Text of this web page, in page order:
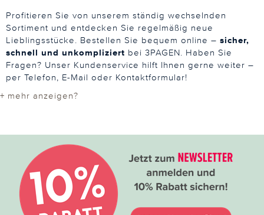
Profitieren Sie von unserem ständig wechselnden
Sortiment und entdecken Sie regelmäßig neue
Lieblingsstücke. Bestellen Sie bequem online – sicher,
schnell und unkompliziert bei 3PAGEN. Haben Sie
Fragen? Unser Kundenservice hilft Ihnen gerne weiter –
per Telefon, E-Mail oder Kontaktformular!
+ mehr anzeigen?